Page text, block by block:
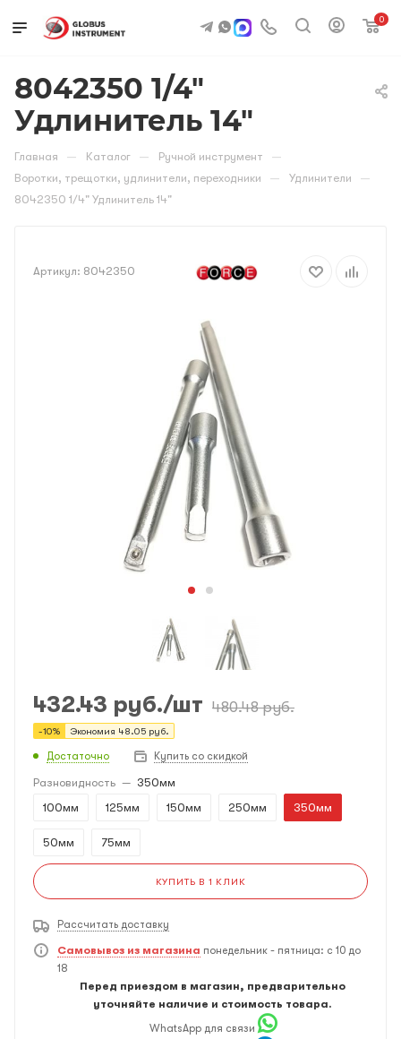
0
8042350 1/4"
Удлинитель 14"
Главная — Каталог — Ручной инструмент —
Воротки, трещотки, удлинители, переходники — Удлинители —
8042350 1/4" Удлинитель 14"
Артикул: 8042350
432.43 руб./шт 480.48руб.
-10% Экономия 48.05 руб.
Достаточно Купить со скидкой
Разновидность — 350мм
100мм
125мм 150мм 250мм 350мм
50мм 75мм
КУПИТЬ В 1 КЛИК
Рассчитать доставку
Самовывоз из магазина понедельник - пятница: с 10 до
18
Перед приездом в магазин, предварительно
уточняйте наличие и стоимость товара.
WhatsApp для связи